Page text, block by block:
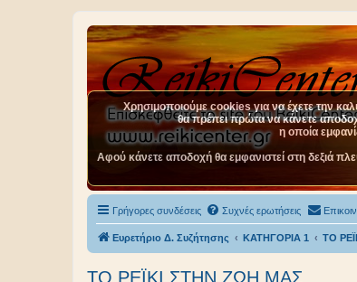
Γρήγορες συνδέσεις Συχνές ερωτήσεις
Ευρετήριο Δ. Συζήτησης ΚΑΤΗΓΟΡΙΑ 1 ΤΟ
ΤΟ ΡΕΪΚΙ ΣΤΗΝ ΖΩΗ ΜΑΣ
Χρησιμοποιούμε cookies για να έχετε την
θα πρέπει πρώτα να κάνετε
η οποία
Αφού κάνετε αποδοχή θα εμφανιστεί στη δεξιά